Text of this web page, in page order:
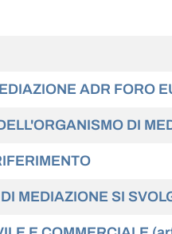
ADR FORO
DI
MEDIAZIONE SI